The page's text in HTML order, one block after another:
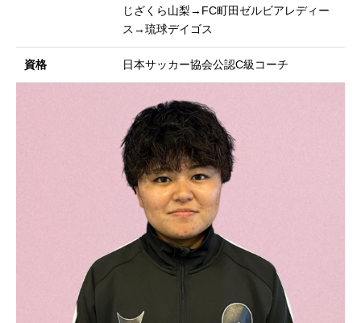
じざくら山梨→FC町田ゼルビアレディー
ス→琉球デイゴス
資格 日本サッカー協会公認C級コーチ